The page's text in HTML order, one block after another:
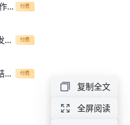
2024年科学课程教学工作计划 付费
技术员年终工作总结：发展迅速，成为行业翘楚 付费
关于试用期转正工作总结范文2 付费
复制全文
全屏阅读